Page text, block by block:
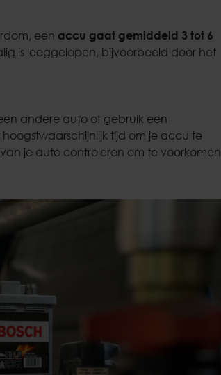
een accu gaat gemiddeld 3 tot 6
is leeggelopen, bijvoorbeeld door het
andere auto of gebruik een
tijd om je accu te
je auto controleren om te voorkomen